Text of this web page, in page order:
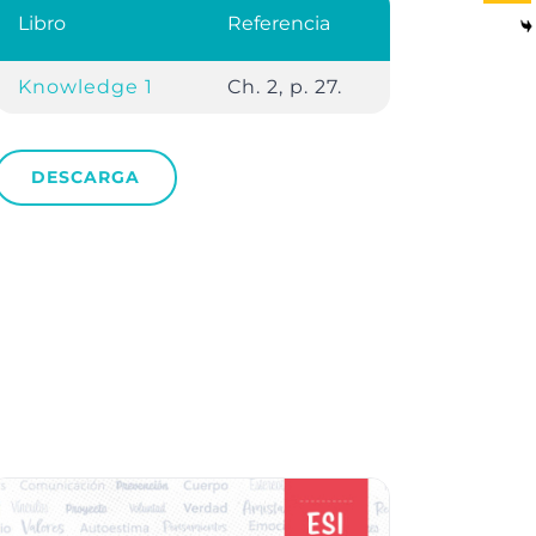
Libro Referencia
Knowledge 1 Ch. 2, p. 27.
DESCARGA